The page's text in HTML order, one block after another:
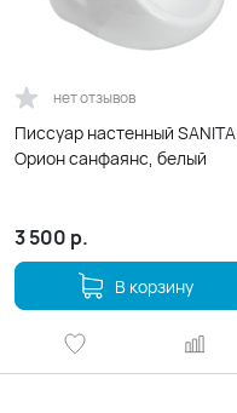
нет отзывов
Писсуар настенный SANITA
Орион санфаянс, белый
3 500 р.
В корзину